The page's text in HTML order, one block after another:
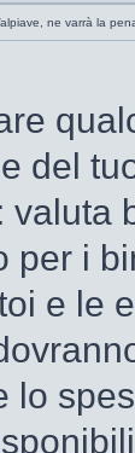
ne varrà la
del
valuta
per i
e le
lo